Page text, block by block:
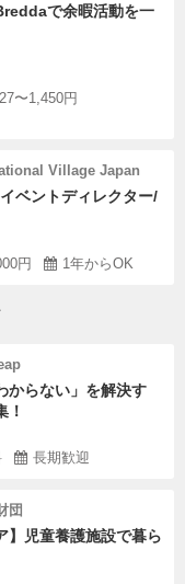
で余暇活動を一
〜1,450円
Village Japan
ベントディレクター/
円 1年からOK
からない」を解決す
！
長期歓迎
団
】児童養護施設で暮ら